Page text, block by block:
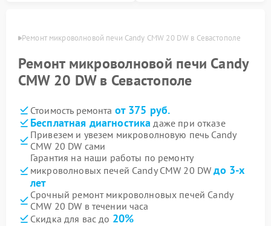
Ремонт микроволновой печи Candy CMW 20 DW в Севастополе
Ремонт микроволновой печи Candy
CMW 20 DW в Севастополе
Стоимость ремонта от 375 руб.
Бесплатная диагностика даже при отказе
Привезем и увезем микроволновую печь Candy
CMW 20 DW сами
Гарантия на наши работы по ремонту
микроволновых печей Candy CMW 20 DWдо 3-х
лет
Срочный ремонт микроволновых печей Candy
CMW 20 DW в течении часа
Скидка для вас до 20%